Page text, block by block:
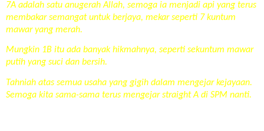
7A adalah satu anugerah Allah, semoga ia menjadi api yang terus
membakar semangat untuk berjaya, mekar seperti 7 kuntum
mawar yang merah.
Mungkin 1B itu ada banyak hikmahnya, seperti sekuntum mawar
putih yang suci dan bersih.
Tahniah atas semua usaha yang gigih dalam mengejar kejayaan.
Semoga kita sama-sama terus mengejar straight A di SPM nanti.